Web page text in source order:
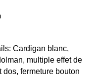
Cardigan blanc,
multiple effet de
dos, fermeture bouton